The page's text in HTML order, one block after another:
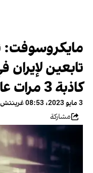
تابعين
كاذبة 3 مرات عام 2022
3 مايو 2023، 08:53 غرينتش+1
مشاركة